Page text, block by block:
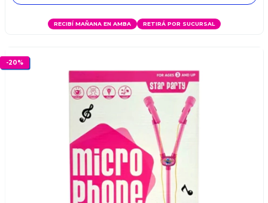
RECIBÍ MAÑANA EN AMBA RETIRÁ POR SUCURSAL
-20%